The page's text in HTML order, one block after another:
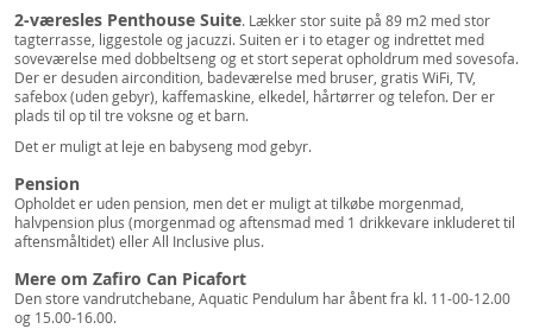
2-væresles Penthouse Suite. Lækker stor suite på 89 m2 med stor
tagterrasse, liggestole og jacuzzi. Suiten er i to etager og indrettet med
soveværelse med dobbeltseng og et stort seperat opholdrum med sovesofa.
Der er desuden aircondition, badeværelse med bruser, gratis WiFi, TV,
safebox (uden gebyr), kaffemaskine, elkedel, hårtørrer og telefon. Der er
plads til op til tre voksne og et barn.
Det er muligt at leje en babyseng mod gebyr.
Pension
Opholdet er uden pension, men det er muligt at tilkøbe morgenmad,
halvpension plus (morgenmad og aftensmad med 1 drikkevare inkluderet til
aftensmåltidet) eller All Inclusive plus.
Mere om Zafiro Can Picafort
Den store vandrutchebane, Aquatic Pendulum har åbent fra kl. 11-00-12.00
og 15.00-16.00.